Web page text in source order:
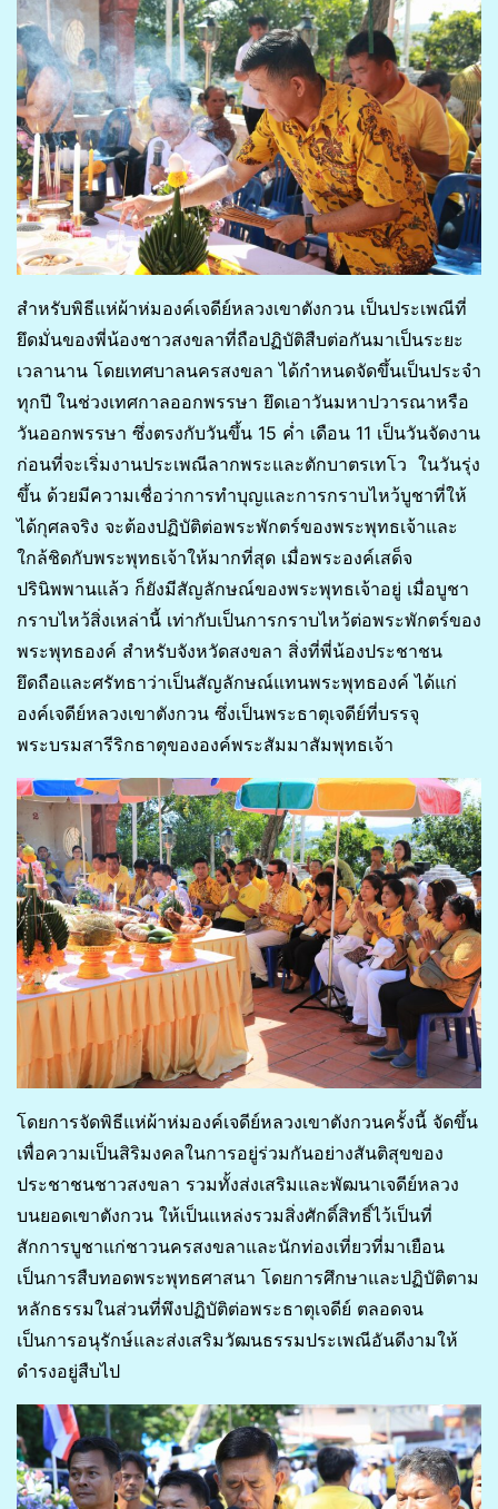
สำหรับพิธีแห่ผ้าห่มองค์เจดีย์หลวงเขาตังกวน เป็นประเพณีที่
ยึดมั่นของพี่น้องชาวสงขลาที่ถือปฏิบัติสืบต่อกันมาเป็นระยะ
เวลานาน โดยเทศบาลนครสงขลา ได้กำหนดจัดขึ้นเป็นประจำ
ทุกปี ในช่วงเทศกาลออกพรรษา ยึดเอาวันมหาปวารณาหรือ
วันออกพรรษา ซึ่งตรงกับวันขึ้น 15 ค่ำ เดือน 11 เป็นวันจัดงาน
ก่อนที่จะเริ่มงานประเพณีลากพระและตักบาตรเทโว ในวันรุ่ง
ขึ้น ด้วยมีความเชื่อว่าการทำบุญและการกราบไหว้บูชาที่ให้
ได้กุศลจริง จะต้องปฏิบัติต่อพระพักตร์ของพระพุทธเจ้าและ
ใกล้ชิดกับพระพุทธเจ้าให้มากที่สุด เมื่อพระองค์เสด็จ
ปรินิพพานแล้ว ก็ยังมีสัญลักษณ์ของพระพุทธเจ้าอยู่ เมื่อบูชา
กราบไหว้สิ่งเหล่านี้ เท่ากับเป็นการกราบไหว้ต่อพระพักตร์ของ
พระพุทธองค์ สำหรับจังหวัดสงขลา สิ่งที่พี่น้องประชาชน
ยึดถือและศรัทธาว่าเป็นสัญลักษณ์แทนพระพุทธองค์ ได้แก่
องค์เจดีย์หลวงเขาตังกวน ซึ่งเป็นพระธาตุเจดีย์ที่บรรจุ
พระบรมสารีริกธาตุขององค์พระสัมมาสัมพุทธเจ้า
โดยการจัดพิธีแห่ผ้าห่มองค์เจดีย์หลวงเขาตังกวนครั้งนี้ จัดขึ้น
เพื่อความเป็นสิริมงคลในการอยู่ร่วมกันอย่างสันติสุขของ
ประชาชนชาวสงขลา รวมทั้งส่งเสริมและพัฒนาเจดีย์หลวง
บนยอดเขาตังกวน ให้เป็นแหล่งรวมสิ่งศักดิ์สิทธิ์ไว้เป็นที่
สักการบูชาแก่ชาวนครสงขลาและนักท่องเที่ยวที่มาเยือน
เป็นการสืบทอดพระพุทธศาสนา โดยการศึกษาและปฏิบัติตาม
หลักธรรมในส่วนที่พึงปฏิบัติต่อพระธาตุเจดีย์ ตลอดจน
เป็นการอนุรักษ์และส่งเสริมวัฒนธรรมประเพณีอันดีงามให้
ดำรงอยู่สืบไป